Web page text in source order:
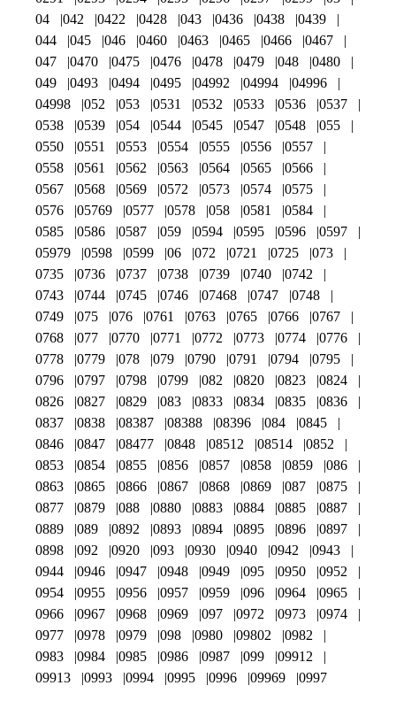
04
042 0422 0428 043 0436 0438
0439
044
045 046 0460 0463 0465 0466
0467
047
0470 0475 0476 0478 0479 048
0480
049
0493 0494 0495 04992 04994
04996
04998
052 053 0531 0532 0533 0536
0537
0538
0539 054 0544 0545 0547 0548
055
0550
0551 0553 0554 0555 0556
0557
0558
0561 0562 0563 0564 0565
0566
0567
0568 0569 0572 0573 0574
0575
0576
05769 0577 0578 058 0581
0584
0585
0586 0587 059 0594 0595 0596
0597
05979
0598 0599 06 072 0721 0725
073
0735
0736 0737 0738 0739 0740
0742
0743
0744 0745 0746 07468 0747
0748
0749
075 076 0761 0763 0765 0766
0767
0768
077 0770 0771 0772 0773 0774
0776
0778
0779 078 079 0790 0791 0794
0795
0796
0797 0798 0799 082 0820 0823
0824
0826
0827 0829 083 0833 0834 0835
0836
0837
0838 08387 08388 08396 084
0845
0846
0847 08477 0848 08512 08514
0852
0853
0854 0855 0856 0857 0858 0859
086
0863
0865 0866 0867 0868 0869 087
0875
0877
0879 088 0880 0883 0884 0885
0887
0889
089 0892 0893 0894 0895 0896
0897
0898
092 0920 093 0930 0940 0942
0943
0944
0946 0947 0948 0949 095 0950
0952
0954
0955 0956 0957 0959 096 0964
0965
0966
0967 0968 0969 097 0972 0973
0974
0977
0978 0979 098 0980 09802
0982
0983
0984 0985 0986 0987 099
09912
09913
0993 0994 0995 0996 09969 0997